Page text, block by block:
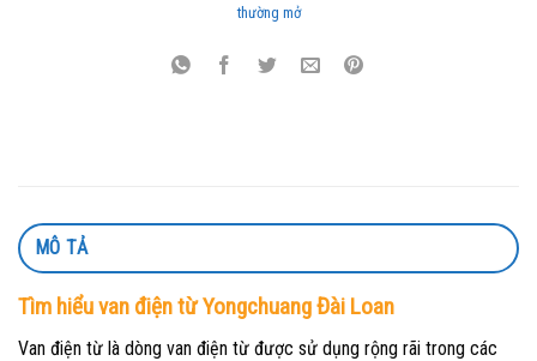
thường mở
MÔ TẢ
Tìm hiểu van điện từ Yongchuang Đài Loan
Van điện từ là dòng van điện từ được sử dụng rộng rãi trong các